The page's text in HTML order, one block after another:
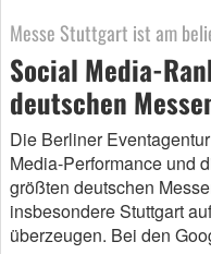
Messe Stuttgart ist am
Social Media-
deutschen
Die Berliner
Media-Performance und
größten deutschen
insbesondere Stuttgart
überzeugen. Bei den